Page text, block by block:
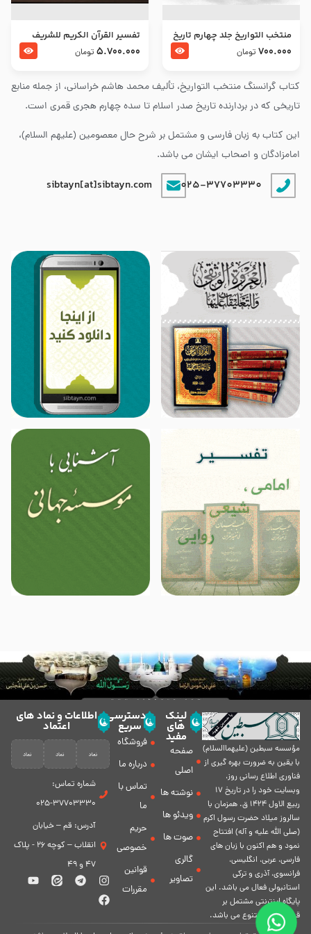
کتاب گرانسنگ منتخب التواريخ، تألیف محمد هاشم خراسانی، از جمله منابع
تاریخی که در بردارنده تاریخ صدر اسلام تا سده چهارم هجری قمری است.
این کتاب به زبان فارسی و مشتمل بر شرح حال معصومین (علیهم السلام)،
امامزادگان و اصحاب ایشان می باشد.
025-37703330
sibtayn[at]sibtayn.com
منتخب التواریخ جلد چهارم تاریخ
امام زین العابدین و امام محمد
700.000 تومان
تفسير القرآن الكريم للشريف
المرتضي قدس سرّه
5.700.000 تومان
مؤسسه سبطين (عليهماالسلام)
با يقين به ضرورت بهره گیرى از
فناورى اطلاع رسانى روز،
وبسایت خود را در تاريخ 17
ربيع الاول 1424 ق. همزمان با
سالروز ميلاد حضرت رسول اكرم
(صلی الله علیه و آله) افتتاح
نمود و هم اكنون با زبان های
فارسی، عربى، انگلیسی،
فرانسوی، آذری و ترکی
استانبولی فعال مى باشد. اين
پايگاه اينترنتى مشتمل بر
قسمت هاى متنوع مى باشد.
لینک
های
مفید
صفحه
اصلی
نوشته ها
ویدئو ها
صوت ها
گالری
تصاویر
دسترسی
سریع
فروشگاه
درباره ما
تماس با
ما
حریم
خصوصی
قوانین
مقررات
اطلاعات و نماد های
اعتماد
شماره تماس:
37703330-025
آدرس: قم – خیابان
انقلاب – کوچه 26 - پلاک
47 و 49